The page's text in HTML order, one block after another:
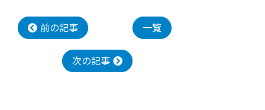
前の記事 一覧
次の記事